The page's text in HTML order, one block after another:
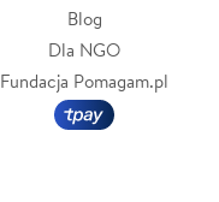
Blog
Dla NGO
Fundacja Pomagam.pl